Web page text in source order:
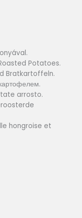
Potatoes.
Bratkartoffeln.
arrosto.
hongroise et